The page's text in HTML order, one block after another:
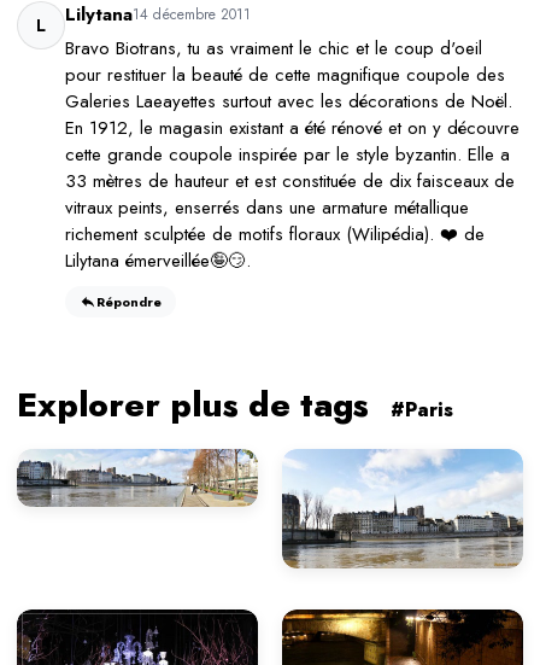
L Lilytana14 décembre 2011
Bravo Biotrans, tu as vraiment le chic et le coup d'oeil
pour restituer la beauté de cette magnifique coupole des
Galeries Laeayettes surtout avec les décorations de Noël.
En 1912, le magasin existant a été rénové et on y découvre
cette grande coupole inspirée par le style byzantin. Elle a
33 mètres de hauteur et est constituée de dix faisceaux de
vitraux peints, enserrés dans une armature métallique
richement sculptée de motifs floraux (Wilipédia). ❤️ de
Lilytana émerveillée🤪😏.
Répondre
Explorer plus de tags #Paris